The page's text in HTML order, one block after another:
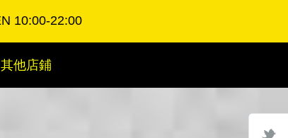
10:00-22:00
其他店鋪